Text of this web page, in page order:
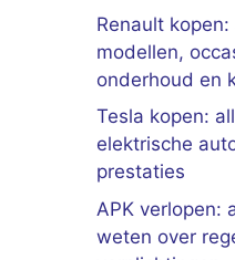
Renault
modellen,
onderhoud en
Tesla kopen:
elektrische
prestaties
APK verlopen:
weten over